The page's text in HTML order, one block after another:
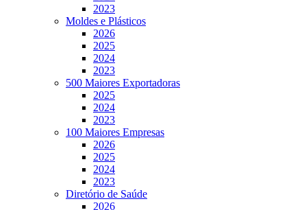
2023
Moldes e Plásticos
2026
2025
2024
2023
500 Maiores Exportadoras
2025
2024
2023
100 Maiores Empresas
2026
2025
2024
2023
Diretório de Saúde
2026